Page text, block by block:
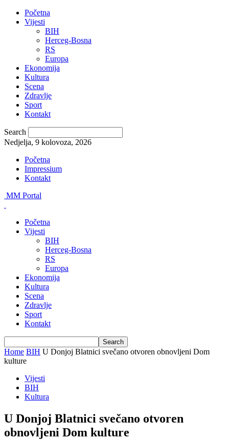
Početna
Vijesti
BIH
Herceg-Bosna
RS
Europa
Ekonomija
Kultura
Scena
Zdravlje
Sport
Kontakt
Search
Nedjelja, 9 kolovoza, 2026
Početna
Impressium
Kontakt
MM Portal
Početna
Vijesti
BIH
Herceg-Bosna
RS
Europa
Ekonomija
Kultura
Scena
Zdravlje
Sport
Kontakt
Home BIH U Donjoj Blatnici svečano otvoren obnovljeni Dom
kulture
Vijesti
BIH
Kultura
U Donjoj Blatnici svečano otvoren
obnovljeni Dom kulture